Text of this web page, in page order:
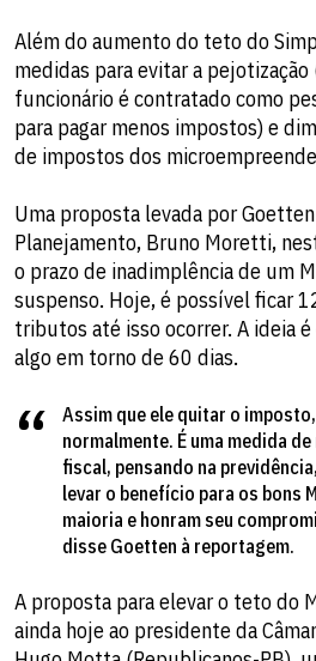
Além do aumento do teto do
medidas para evitar a
funcionário é contratado como
para pagar menos impostos) e
de impostos dos
Uma proposta levada por
Planejamento, Bruno Moretti,
o prazo de inadimplência de um
suspenso. Hoje, é possível ficar
tributos até isso ocorrer. A ideia
algo em torno de 60 dias.
Assim que ele quitar o
normalmente. É uma medida
fiscal, pensando na
levar o benefício para os bons
maioria e honram seu
disse Goetten à reportagem.
A proposta para elevar o teto do
ainda hoje ao presidente da